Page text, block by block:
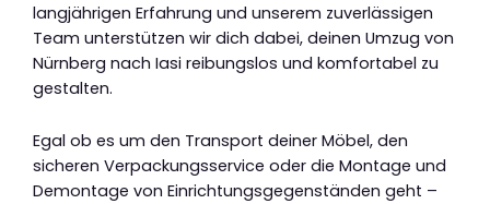
langjährigen Erfahrung und unserem zuverlässigen
Team unterstützen wir dich dabei, deinen Umzug von
Nürnberg nach Iasi reibungslos und komfortabel zu
gestalten.
Egal ob es um den Transport deiner Möbel, den
sicheren Verpackungsservice oder die Montage und
Demontage von Einrichtungsgegenständen geht –